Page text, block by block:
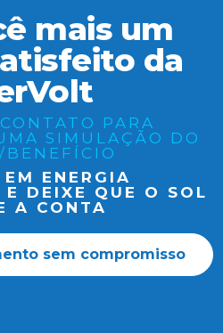
mais um
da
PARA
SIMULAÇÃO DO
BENEFÍCIO
ENERGIA
DEIXE QUE O SOL
A CONTA
sem compromisso